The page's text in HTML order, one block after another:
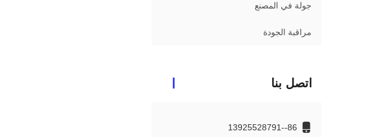
جولة في المصنع
مراقبة الجودة
اتصل بنا
86--13925528791